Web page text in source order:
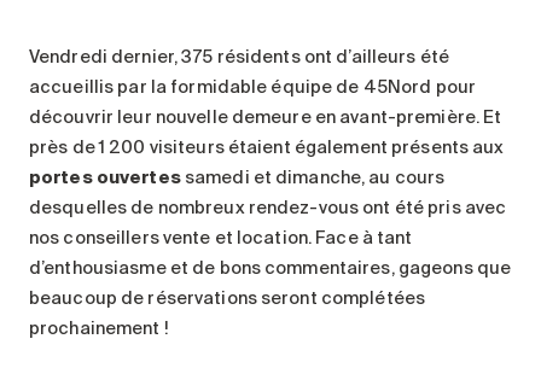
Vendredi dernier, 375 résidents ont d’ailleurs été
accueillis par la formidable équipe de 45Nord pour
découvrir leur nouvelle demeure en avant-première. Et
près de 1 200 visiteurs étaient également présents aux
portes ouvertessamedi et dimanche, au cours
desquelles de nombreux rendez-vous ont été pris avec
nos conseillers vente et location. Face à tant
d’enthousiasme et de bons commentaires, gageons que
beaucoup de réservations seront complétées
prochainement !